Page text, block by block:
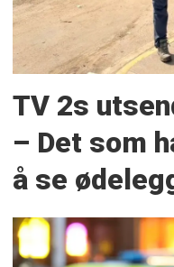
TV 2s
– Det som
å se